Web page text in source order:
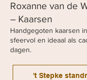
Roxanne van de
– Kaarsen
Handgegoten kaarsen
sfeervol en ideaal als
dagen.
't Stepke